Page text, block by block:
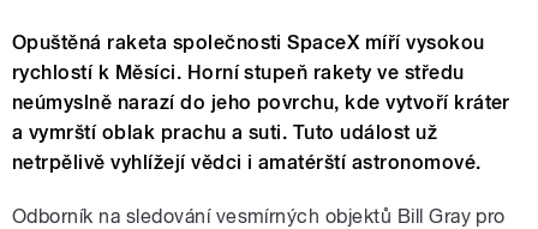
Opuštěná raketa společnosti SpaceX míří vysokou
rychlostí k Měsíci. Horní stupeň rakety ve středu
neúmyslně narazí do jeho povrchu, kde vytvoří kráter
a vymrští oblak prachu a suti. Tuto událost už
netrpělivě vyhlížejí vědci i amatérští astronomové.
Odborník na sledování vesmírných objektů Bill Gray pro